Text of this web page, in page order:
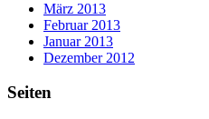
März 2013
Februar 2013
Januar 2013
Dezember 2012
Seiten